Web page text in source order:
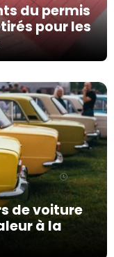
du permis
pour les
de voiture
à la
12/05/24